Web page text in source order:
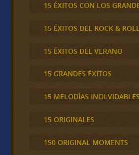
15 ÉXITOS CON LOS
15 ÉXITOS DEL ROCK &
15 ÉXITOS DEL VERANO
15 GRANDES ÉXITOS
15 MELODÍAS INOLVIDABLES
15 ORIGINALES
150 ORIGINAL MOMENTS